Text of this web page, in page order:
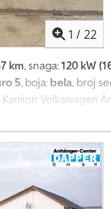
1 / 22
km, snaga:120 kW
5, boja: bela, broj
Kamion Volkswagen
bez garancije *
diferencijal sa
kutija /
za vozača i
asistent za
staklo od